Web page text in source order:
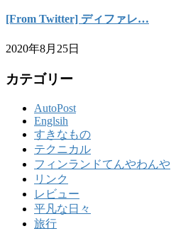
[From Twitter] ディファレ…
2020年8月25日
カテゴリー
AutoPost
Englsih
すきなもの
テクニカル
フィンランドてんやわんや
リンク
レビュー
平凡な日々
旅行